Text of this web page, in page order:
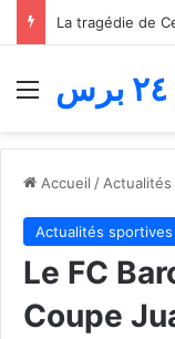
Menu
Accueil /
Actualités sportives
Le FC
Coupe